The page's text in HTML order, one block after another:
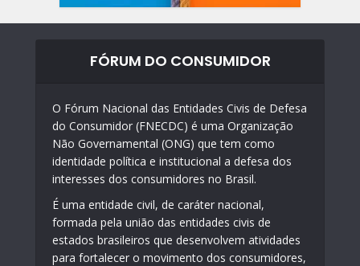
FÓRUM DO CONSUMIDOR
O Fórum Nacional das Entidades Civis de Defesa
do Consumidor (FNECDC) é uma Organização
Não Governamental (ONG) que tem como
identidade política e institucional a defesa dos
interesses dos consumidores no Brasil.
É uma entidade civil, de caráter nacional,
formada pela união das entidades civis de
estados brasileiros que desenvolvem atividades
para fortalecer o movimento dos consumidores,